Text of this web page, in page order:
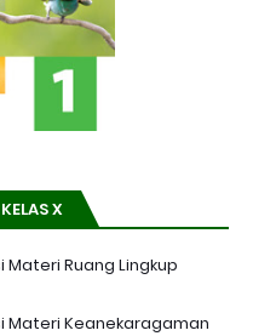
X
Ruang Lingkup
Materi Keanekaragaman